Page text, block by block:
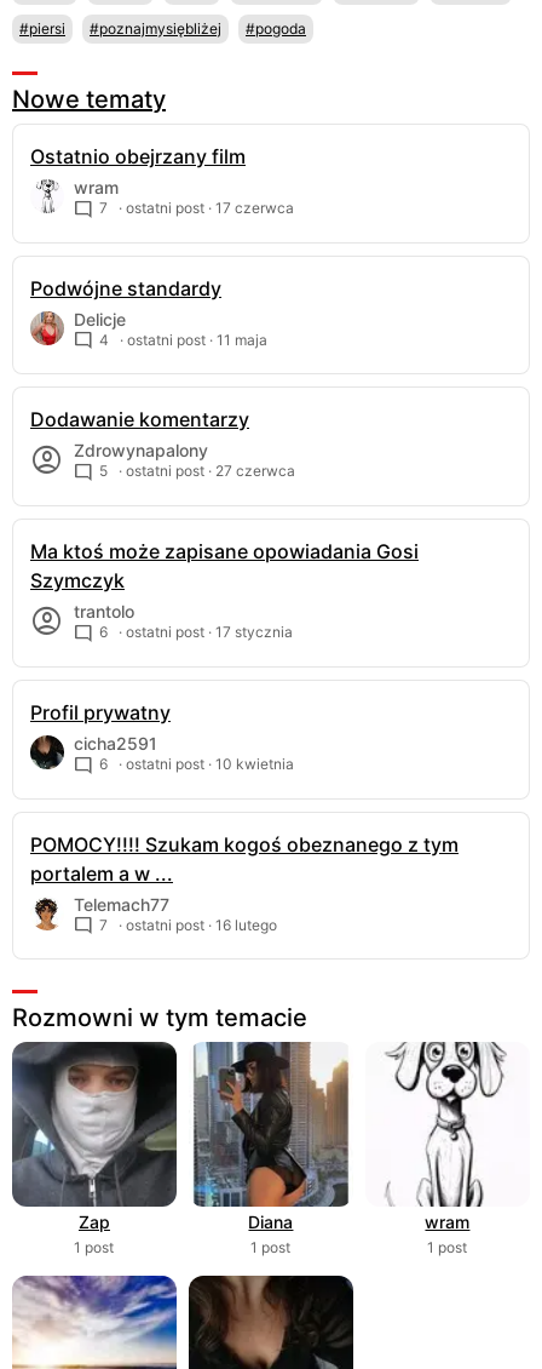
#piersi #poznajmysiębliżej #pogoda
Nowe tematy
Ostatnio obejrzany film
wram
7 · ostatni post · 17 czerwca
Podwójne standardy
Delicje
4 · ostatni post · 11 maja
Dodawanie komentarzy
Zdrowynapalony
5 · ostatni post · 27 czerwca
Ma ktoś może zapisane opowiadania Gosi
Szymczyk
trantolo
6 · ostatni post · 17 stycznia
Profil prywatny
cicha2591
6 · ostatni post · 10 kwietnia
POMOCY!!!! Szukam kogoś obeznanego z tym
portalem a w ...
Telemach77
7 · ostatni post · 16 lutego
Rozmowni w tym temacie
Zap
1 post
Diana
1 post
wram
1 post